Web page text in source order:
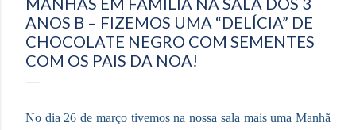
ANOS B – FIZEMOS UMA “DELÍCIA” DE
CHOCOLATE NEGRO COM SEMENTES
COM OS PAIS DA NOA!
No dia 26 de março tivemos na nossa sala mais uma Manhã